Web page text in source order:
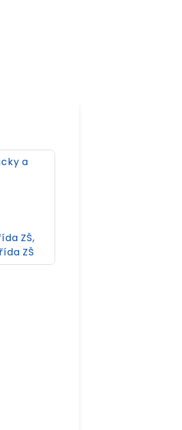
a
ZŠ,
ZŠ